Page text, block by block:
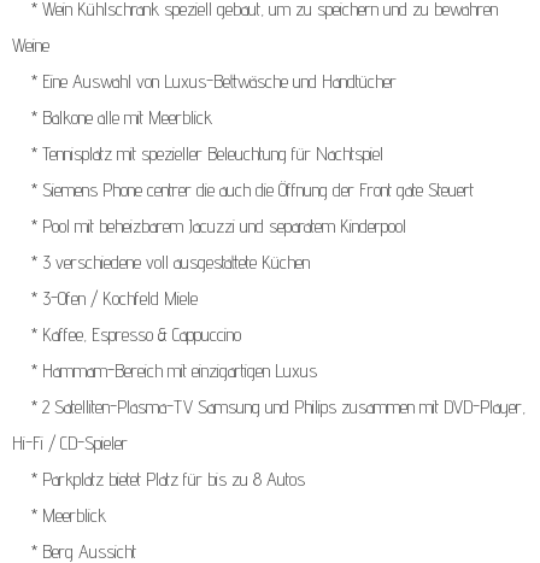
* Wein Kühlschrank speziell gebaut, um zu speichern und zu bewahren
Weine
* Eine Auswahl von Luxus-Bettwäsche und Handtücher
* Balkone alle mit Meerblick
* Tennisplatz mit spezieller Beleuchtung für Nachtspiel
* Siemens Phone centrer die auch die Öffnung der Front gate Steuert
* Pool mit beheizbarem Jacuzzi und separatem Kinderpool
* 3 verschiedene voll ausgestattete Küchen
* 3-Ofen / Kochfeld Miele
* Kaffee, Espresso & Cappuccino
* Hammam-Bereich mit einzigartigen Luxus
* 2 Satelliten-Plasma-TV Samsung und Philips zusammen mit DVD-Player,
Hi-Fi / CD-Spieler
* Parkplatz bietet Platz für bis zu 8 Autos
* Meerblick
* Berg Aussicht